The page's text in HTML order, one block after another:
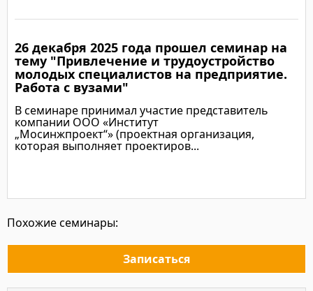
Подробнее
26 декабря 2025 года прошел семинар на
тему "Привлечение и трудоустройство
молодых специалистов на предприятие.
Работа с вузами"
В семинаре принимал участие представитель
компании ООО «Институт
„Мосинжпроект“» (проектная организация,
которая выполняет проектиров...
Похожие семинары:
Записаться